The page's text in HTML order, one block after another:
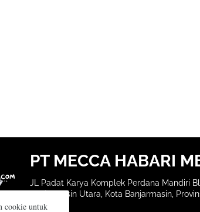
PT MECCA HABARI
JL Padat Karya Komplek Perdana Mandiri
Banjarmasin Utara, Kota Banjarmasin,
cookie untuk